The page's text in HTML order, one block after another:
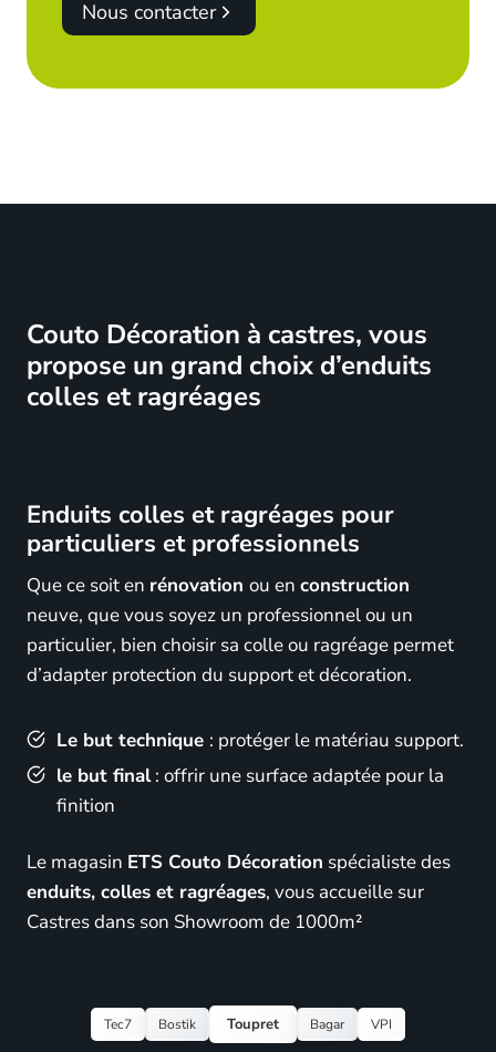
Nous contacter
Couto Décoration à castres, vous
propose un grand choix d’enduits
colles et ragréages
Enduits colles et ragréages pour
particuliers et professionnels
Que ce soit en rénovation ou en construction
neuve, que vous soyez un professionnel ou un
particulier, bien choisir sa colle ou ragréage permet
d’adapter protection du support et décoration.
Le but technique : protéger le matériau support.
le but final: offrir une surface adaptée pour la
finition
Le magasin ETS Couto Décoration spécialiste des
enduits, colles et ragréages, vous accueille sur
Castres dans son Showroom de 1000m²
Tec7 Bostik Toupret Bagar VPI